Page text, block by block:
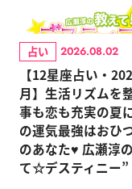
占い 2026.08.02
【12星座占い・
月】生活リズムを
事も恋も充実の夏
の運気最強はおひ
のあなた♥ 広瀬淳
て☆デスティニー”